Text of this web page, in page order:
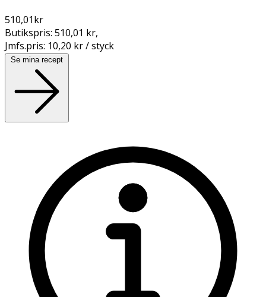
510,01kr
Butikspris: 510,01 kr,
Jmfs.pris: 10,20 kr / styck
Se mina recept